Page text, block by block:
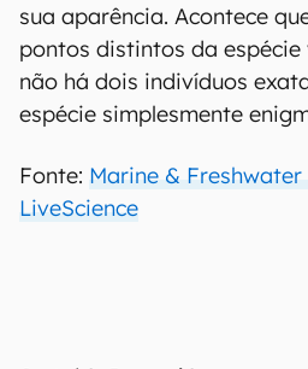
sua aparência. Acontece
pontos distintos da
não há dois indivíduos
espécie simplesmente
Fonte: Marine & Freshwater
LiveScience